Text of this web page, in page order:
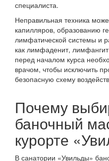
специалиста.
Неправильная техника
капилляров, образованию
лимфатической системы и
как лимфаденит,
перед началом курса
врачом, чтобы исключить
безопасную схему
Почему
баночный
курорте
В санатории «Увильды»